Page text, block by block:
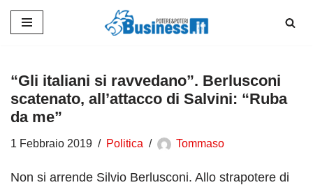
contenuto
“Gli italiani si ravvedano”. Berlusconi
scatenato, all’attacco di Salvini: “Ruba
da me”
1 Febbraio 2019 Politica Tommaso
Non si arrende Silvio Berlusconi. Allo strapotere di